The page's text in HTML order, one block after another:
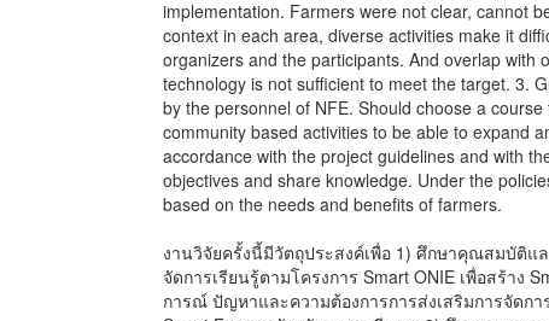
implementation. Farmers were not clear, cannot
context in each area, diverse activities make it
organizers and the participants. And overlap with
technology is not sufficient to meet the target. 3.
by the personnel of NFE. Should choose a
community based activities to be able to expand
accordance with the project guidelines and with
objectives and share knowledge. Under the
based on the needs and benefits of farmers.
งานวิจัยครั้งนี้มีวัตถุประสงค์เพื่อ 1) ศึกษาคุณสมบัติแ
จัดการเรียนรู้ตามโครงการ Smart ONIE เพื่อสร้าง
การณ์ ปัญหาและความต้องการการส่งเสริมการจัดกา